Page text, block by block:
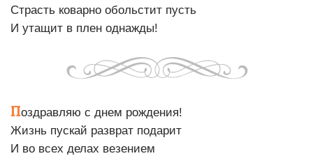
Страсть коварно обольстит пусть
И утащит в плен однажды!
Поздравляю с днем рождения!
Жизнь пускай разврат подарит
И во всех делах везением